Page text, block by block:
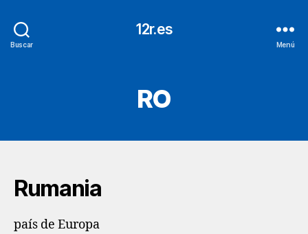
Buscar
12r.es
Menú
RO
Rumania
país de Europa